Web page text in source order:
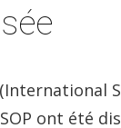
ont été